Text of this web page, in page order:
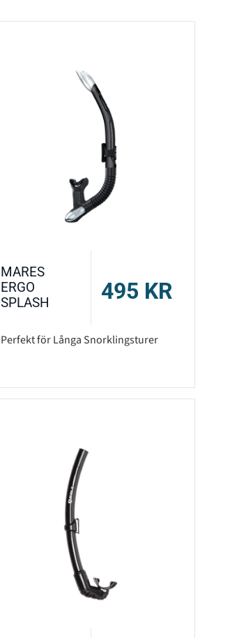
MARES
ERGO
SPLASH
495 KR
Perfekt för Långa Snorklingsturer